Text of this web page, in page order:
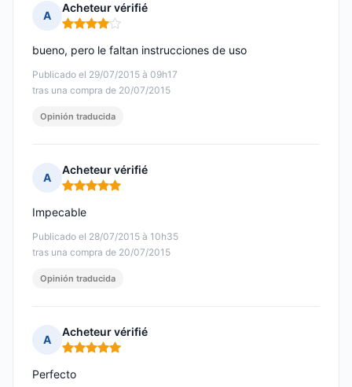
A
Acheteur vérifié
Nota: 4 de 5
Publicado el 29/07/2015 à 09h17
tras una compra de 20/07/2015
bueno, pero le faltan instrucciones de uso
Opinión traducida
A
Acheteur vérifié
Nota: 5 de 5
Publicado el 28/07/2015 à 10h35
tras una compra de 20/07/2015
Impecable
Opinión traducida
A
Acheteur vérifié
Nota: 5 de 5
Perfecto